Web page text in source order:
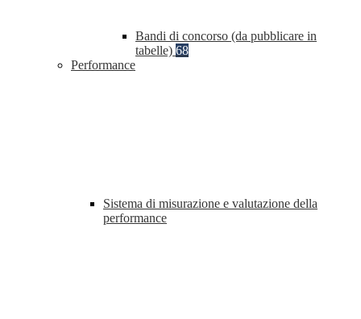
Bandi di concorso (da pubblicare in
tabelle) 68
Performance
Sistema di misurazione e valutazione della
performance